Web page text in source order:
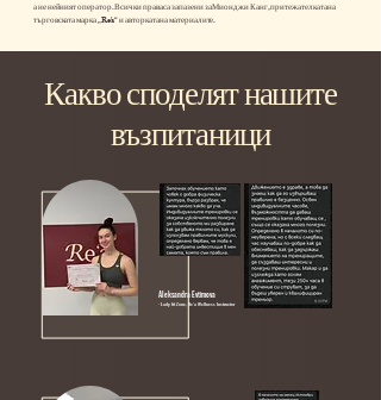
а не нейният оператор. Всички права са запазени за Мионджи Канг, притежателката на
търговската марка „Re'a“ и авторката на материалите.
Какво споделят нашите
възпитаници
Aleksandra Evtimova
- Lady fit Zone, Re'a Wellness Instructor